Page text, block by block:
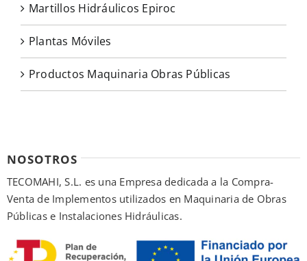
Martillos Hidráulicos Epiroc
Plantas Móviles
Productos Maquinaria Obras Públicas
NOSOTROS
TECOMAHI, S.L. es una Empresa dedicada a la Compra-
Venta de Implementos utilizados en Maquinaria de Obras
Públicas e Instalaciones Hidráulicas.